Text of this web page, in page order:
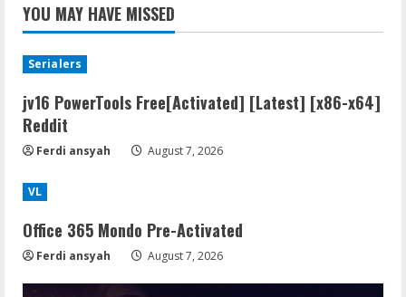
YOU MAY HAVE MISSED
Serialers
jv16 PowerTools Free[Activated] [Latest] [x86-x64]
Reddit
Ferdi ansyah August 7, 2026
VL
Office 365 Mondo Pre-Activated
Ferdi ansyah August 7, 2026